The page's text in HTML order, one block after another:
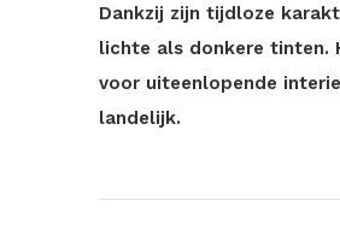
Dankzij zijn tijdloze
lichte als donkere tinten.
voor uiteenlopende
landelijk.